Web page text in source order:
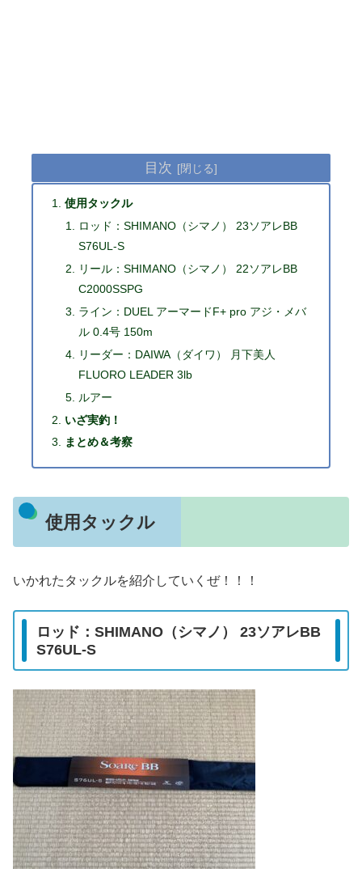
目次
使用タックル
ロッド：SHIMANO（シマノ） 23ソアレBB
S76UL-S
リール：SHIMANO（シマノ） 22ソアレBB
C2000SSPG
ライン：DUEL アーマードF+ pro アジ・メバ
ル 0.4号 150m
リーダー：DAIWA（ダイワ） 月下美人
FLUORO LEADER 3lb
ルアー
いざ実釣！
まとめ＆考察
使用タックル
いかれたタックルを紹介していくぜ！！！
ロッド：SHIMANO（シマノ） 23ソアレBB
S76UL-S